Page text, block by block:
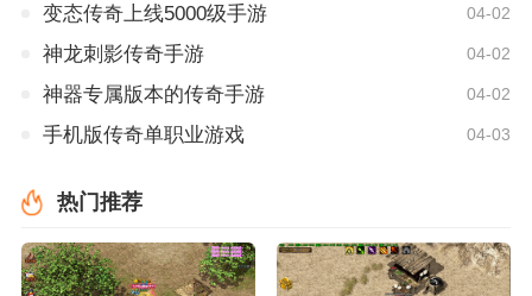
变态传奇上线5000级手游 04-02
神龙刺影传奇手游 04-02
神器专属版本的传奇手游 04-02
手机版传奇单职业游戏 04-03
热门推荐